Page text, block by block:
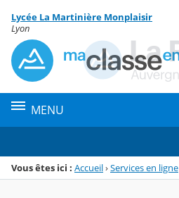
Menu de la rubrique
Contenu
Lycée La Martinière Monplaisir
Lyon
MENU
Vous êtes ici : Accueil›Services en ligne